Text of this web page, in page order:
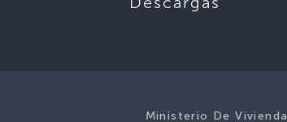
Ministerio De Vivienda